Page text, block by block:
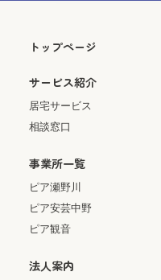
トップページ
サービス紹介
居宅サービス
相談窓口
事業所一覧
ピア瀬野川
ピア安芸中野
ピア観音
法人案内